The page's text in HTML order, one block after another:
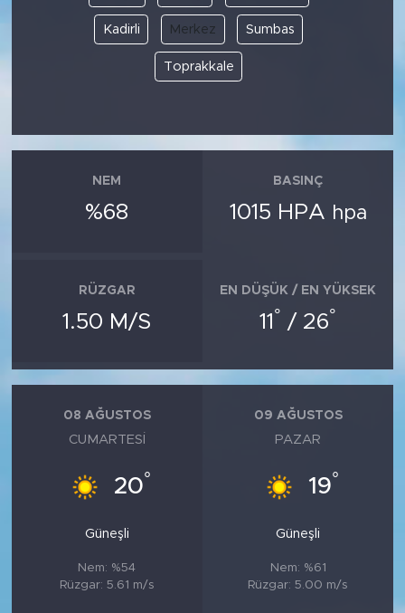
Kadirli Merkez Sumbas
Toprakkale
NEM
%68
BASINÇ
1015 HPA hpa
RÜZGAR
1.50 M/S
EN DÜŞÜK / EN YÜKSEK
11 ° / 26°
08 AĞUSTOS
CUMARTESI
20°
Güneşli
Nem: %54
Rüzgar: 5.61 m/s
09 AĞUSTOS
PAZAR
19°
Güneşli
Nem: %61
Rüzgar: 5.00 m/s